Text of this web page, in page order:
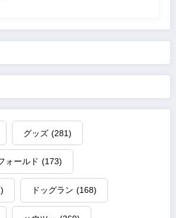
グッズ (281)
ォールド (173)
ドッグラン (168)